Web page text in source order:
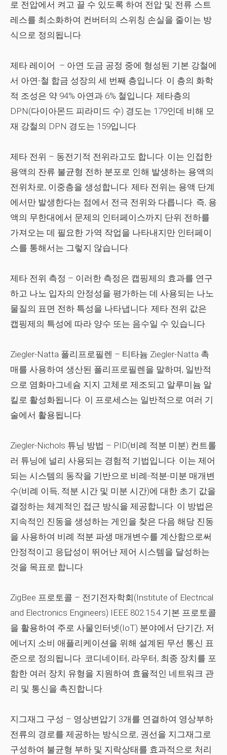
로 전압에서 켜고 끌 수 있도록 하여 전압 및 전류 스트
레스를 최소화하여 컨버터의 스위칭 손실을 줄이는 방
식으로 정의됩니다.
제타 레이어 – 아연 도금 공정 중에 형성된 기본 강철에
서 아연-철 합금 성장의 세 번째 층입니다. 이 층의 화학
적 조성은 약 94% 아연과 6% 철입니다. 제타층의
DPN(다이아몬드 피라미드 수) 경도는 179인데 비해 모
재 강철의 DPN 경도는 159입니다.
제타 전위 – 동전기적 전위라고도 합니다. 이는 인접한
용액의 잔류 불균형 전하 분포로 인해 발생하는 용액의
전위차로, 이중층을 생성합니다. 제타 전위는 용액 단계
에서만 발생한다는 점에서 전극 전위와 다릅니다. 즉, 용
액의 무한대에서 문제의 인터페이스까지 단위 전하를
가져오는 데 필요한 가역 작업을 나타내지만 인터페이
스를 통해서는 그렇지 않습니다.
제타 전위 측정 – 이러한 측정은 캡핑제의 효과를 연구
하고 나노 입자의 안정성을 평가하는 데 사용되는 나노
물질의 표면 전하 특성을 나타냅니다. 제타 전위 값은
캡핑제의 특성에 따라 양수 또는 음수일 수 있습니다.
Ziegler-Natta 폴리프로필렌 – 티타늄 Ziegler-Natta 촉
매를 사용하여 생산된 폴리프로필렌을 말하며, 일반적
으로 염화마그네슘 지지 고체로 제조되고 알루미늄 알
킬로 활성화됩니다. 이 프로세스는 일반적으로 여러 기
술에서 활용됩니다.
Ziegler-Nichols 튜닝 방법 – PID(비례 적분 미분) 컨트롤
러 튜닝에 널리 사용되는 경험적 기법입니다. 이는 제어
되는 시스템의 동작을 기반으로 비례-적분-미분 매개변
수(비례 이득, 적분 시간 및 미분 시간)에 대한 초기 값을
결정하는 체계적인 접근 방식을 제공합니다. 이 방법은
지속적인 진동을 생성하는 게인을 찾은 다음 해당 진동
을 사용하여 비례 적분 파생 매개변수를 계산함으로써
안정적이고 응답성이 뛰어난 제어 시스템을 달성하는
것을 목표로 합니다.
ZigBee 프로토콜 – 전기전자학회(Institute of Electrical
and Electronics Engineers) IEEE 802.15.4 기본 프로토콜
을 활용하여 주로 사물인터넷(IoT) 분야에서 단기간, 저
에너지 소비 애플리케이션을 위해 설계된 무선 통신 표
준으로 정의됩니다. 코디네이터, 라우터, 최종 장치를 포
함한 여러 장치 유형을 지원하여 효율적인 네트워크 관
리 및 통신을 촉진합니다.
지그재그 구성 – 영상변압기 3개를 연결하여 영상부하
전류의 경로를 제공하는 방식으로, 권선을 지그재그로
구성하여 불균형 부하 및 지락상태를 효과적으로 처리